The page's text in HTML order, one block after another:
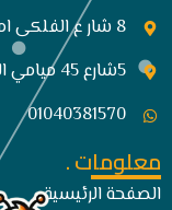
8 شار ع الفلكى امام ادارة الجوازات محطة الرمل الاسكندرية
5شارع 45 ميامي الاسكندريه
01040381570
معلومات .
الصفحة الرئيسية